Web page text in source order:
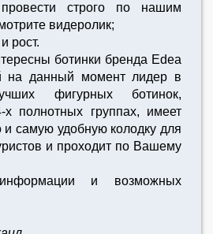
строго по нашим
видеролик;
рост.
ботинки бренда Edea
на данный момент лидер в
фигурных ботинок,
х полнотных группах, имеет
и самую удобную колодку для
и проходит по Вашему
и возможных